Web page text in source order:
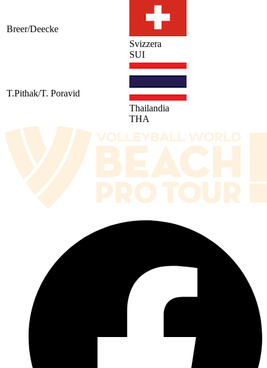
Breer/Deecke
Svizzera
SUI
T.Pithak/T. Poravid
Thailandia
THA